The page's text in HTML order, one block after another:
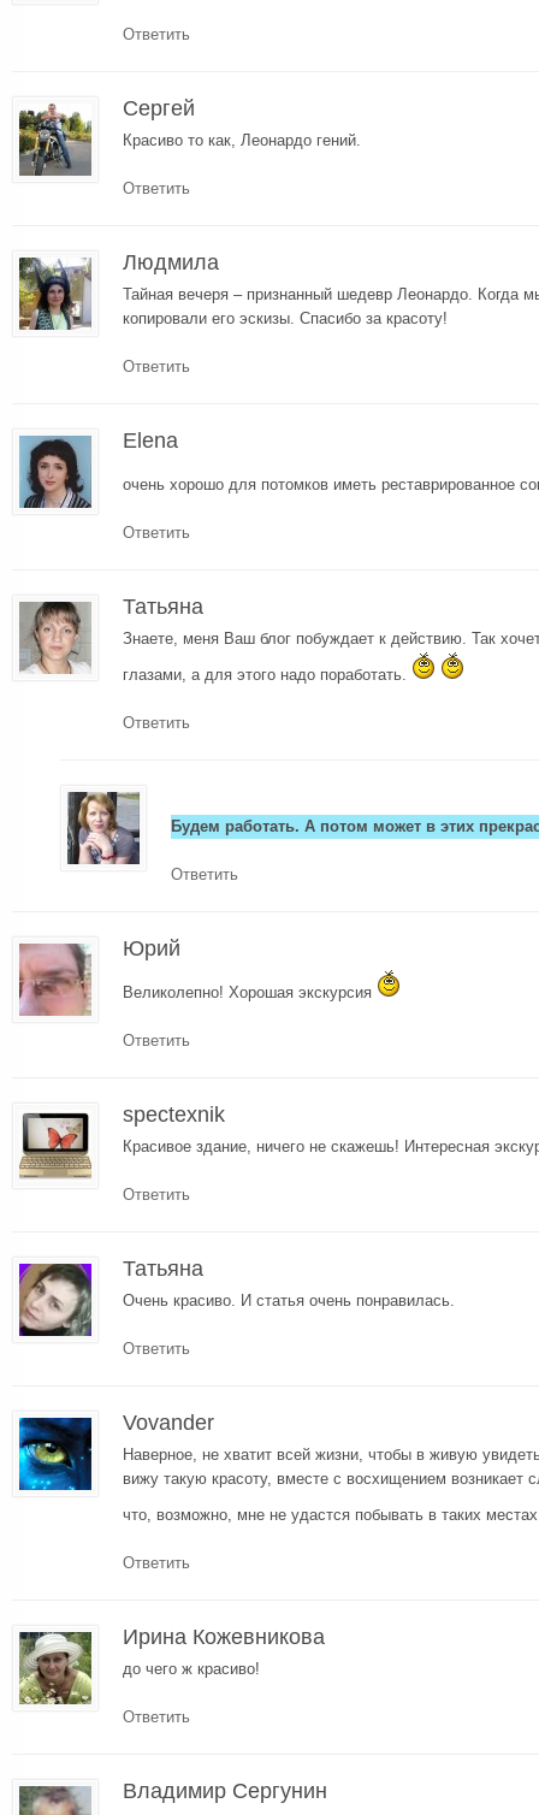
Ответить
Сергей
Красиво то как, Леонардо гений.
Ответить
Людмила
Тайная вечеря – признанный шедевр Леонардо. Когда
копировали его эскизы. Спасибо за красоту!
Ответить
Elena
очень хорошо для потомков иметь реставрированное
Ответить
Татьяна
Знаете, меня Ваш блог побуждает к действию. Так
глазами, а для этого надо поработать.
Ответить
Будем работать. А потом может в этих
Ответить
Юрий
Великолепно! Хорошая экскурсия
Ответить
spectexnik
Красивое здание, ничего не скажешь! Интересная
Ответить
Татьяна
Очень красиво. И статья очень понравилась.
Ответить
Vovander
Наверное, не хватит всей жизни, чтобы в живую
вижу такую красоту, вместе с восхищением
что, возможно, мне не удастся побывать в таких
Ответить
Ирина Кожевникова
до чего ж красиво!
Ответить
Владимир Сергунин